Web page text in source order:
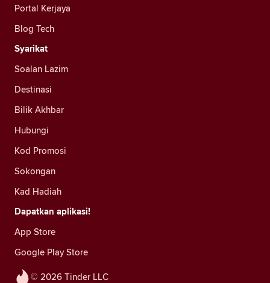
© 2026 Tinder LLC
Portal Kerjaya
Blog Tech
Syarikat
Soalan Lazim
Destinasi
Bilik Akhbar
Hubungi
Kod Promosi
Sokongan
Kad Hadiah
Dapatkan aplikasi!
App Store
Google Play Store